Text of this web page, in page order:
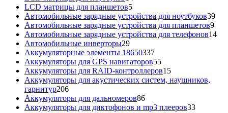
LCD матрицы для планшетов55
товаров
Автомобильные зарядные устройства для ноутбуков3939
Автомобильные зарядные устройства для планшетов99
Автомобильные зарядные устройства для телефонов1414
Автомобильные инверторы2929
товаров
Аккумуляторные элементы 18650337337
товаров
Аккумуляторы для GPS навигаторов5555
товаров
Аккумуляторы для RAID-контроллеров1515
товаров
Аккумуляторы для акустических систем, наушников,
гарнитур206206
товаров
Аккумуляторы для дальномеров8686
товаров
Аккумуляторы для диктофонов и mp3 плееров3333